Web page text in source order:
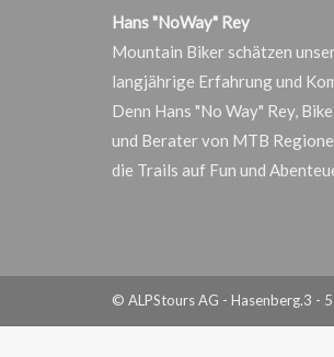
Hans "NoWay" Rey
Mountain Biker schätzen
langjährige Erfahrung und
Denn Hans "No Way" Rey,
und Berater von MTB
die Trails auf Fun und
© ALPStours AG - Hasenberg.3 -